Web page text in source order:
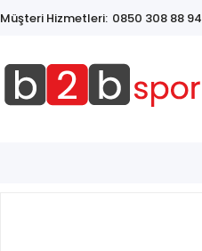
Müşteri Hizmetleri: 0850 308 88 94